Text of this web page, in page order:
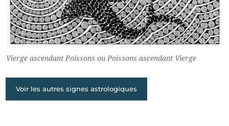
Vierge ascendant Poissons ou Poissons ascendant Vierge
Voir les autres signes astrologiques